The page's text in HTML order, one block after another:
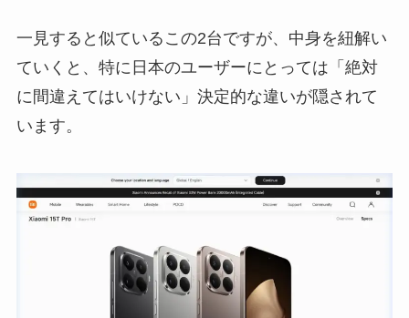
一見すると似ているこの2台ですが、中身を紐解い
ていくと、特に日本のユーザーにとっては「絶対
に間違えてはいけない」決定的な違いが隠されて
います。